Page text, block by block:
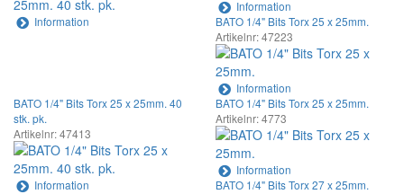
Information
Information
BATO 1/4" Bits Torx 25 x 25mm.
Artikelnr: 47223
Information
BATO 1/4" Bits Torx 25 x 25mm. 40
stk. pk.
Artikelnr: 47413
Information
BATO 1/4" Bits Torx 25 x 25mm.
Artikelnr: 4773
Information
BATO 1/4" Bits Torx 27 x 25mm.